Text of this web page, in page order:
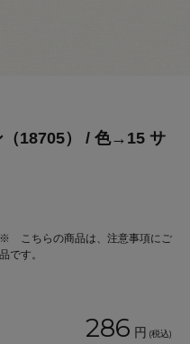
（18705） / 色→15 サ
ちらの商品は、注意事項にご
です。
286 円 (税込)